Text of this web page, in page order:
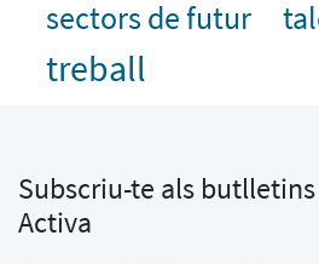
sectors de futur
treball
Subscriu-te als
Activa